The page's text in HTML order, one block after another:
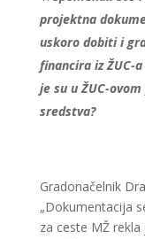
projektna
uskoro dobiti i
financira iz ŽUC-
je su u ŽUC-
sredstva?
Gradonačelnik
„Dokumentacija
za ceste MŽ